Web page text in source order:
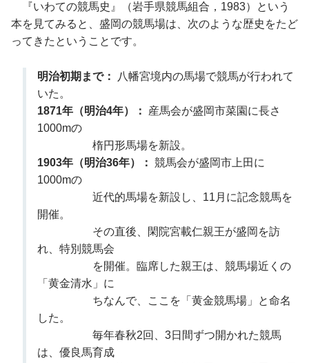
『いわての競馬史』（岩手県競馬組合，1983）という
本を見てみると、盛岡の競馬場は、次のような歴史をたど
ってきたということです。
明治初期まで：
八幡宮境内の馬場で競馬が行われて
いた。
1871年（明治4年）：
産馬会が盛岡市菜園に長さ
1000mの
楕円形馬場を新設。
1903年（明治36年）： 競馬会が盛岡市上田に
1000mの
近代的馬場を新設し、11月に記念競馬を
開催。
その直後、閑院宮載仁親王が盛岡を訪
れ、特別競馬会
を開催。臨席した親王は、競馬場近くの
「黄金清水」に
ちなんで、ここを「黄金競馬場」と命名
した。
毎年春秋2回、3日間ずつ開かれた競馬
は、優良馬育成